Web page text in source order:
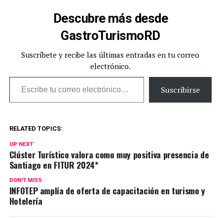
Descubre más desde
GastroTurismoRD
Suscríbete y recibe las últimas entradas en tu correo
electrónico.
Escribe tu correo electrónico…
Suscribirse
RELATED TOPICS:
UP NEXT
Clúster Turístico valora como muy positiva presencia de
Santiago en FITUR 2024*
DON'T MISS
INFOTEP amplía de oferta de capacitación en turismo y
Hotelería